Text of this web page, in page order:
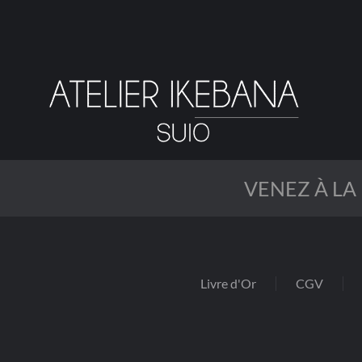
contenu
principal
VENEZ À LA
Livre d'Or CGV